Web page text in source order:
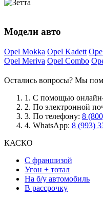
Модели авто
Opel Mokka Opel Kadett
Opel Meriva Opel Combo
Остались вопросы? Мы
1. С помощью онлайн-
2. По электронной
3. По телефону: 8
4. WhatsApp: 8 (993)
КАСКО
С франшизой
Угон + тотал
На б/у автомобиль
В рассрочку